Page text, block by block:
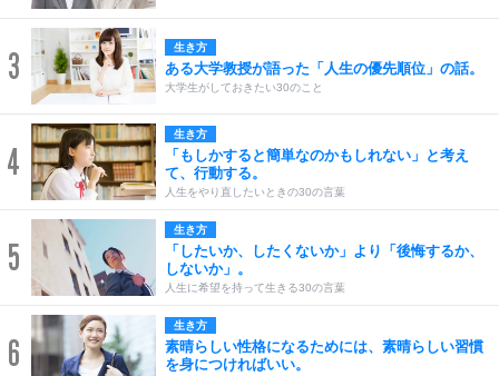
3 生き方
ある大学教授が語った「人生の優先順位」の話。
大学生がしておきたい30のこと
4
生き方
「もしかすると簡単なのかもしれない」と考え
て、行動する。
人生をやり直したいときの30の言葉
5
生き方
「したいか、したくないか」より「後悔するか、
しないか」。
人生に希望を持って生きる30の言葉
6
生き方
素晴らしい性格になるためには、素晴らしい習慣
を身につければいい。